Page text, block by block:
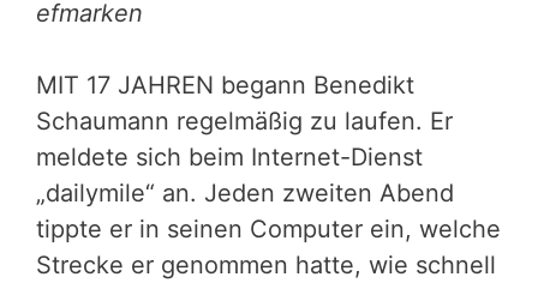
efmarken
MIT 17 JAHREN begann Benedikt
Schaumann regelmäßig zu laufen. Er
meldete sich beim Internet-Dienst
„dailymile“ an. Jeden zweiten Abend
tippte er in seinen Computer ein, welche
Strecke er genommen hatte, wie schnell